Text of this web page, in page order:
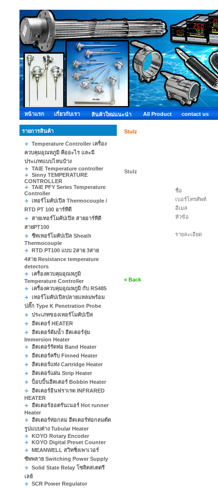
หน้าแรก เกี่ยวกับเรา สินค้าใหม่แนะนำ All Product contact us
รายการสินค้า
Temperature Controller เครื่อง
ควบคุมอุณหภูมิ คืออะไร และมี
ประเภทแบบไหนบ้าง
TAIE Temperature controller
Sinny TEMPERATURE
CONTROLLER
TAIE PFY Series Temperature
Controller
เทอร์โมคัปเปิล Thermocouple /
RTD PT 100 อาร์ทีดี
สายเทอร์โมคัปเปิล สายอาร์ทีดี
สายPT100
ชีทเทอร์โมคัปเปิล Sheath
Thermocouple
RTD PT100 แบบ 2สาย 3สาย
4สาย Resistance temperature
detectors
เครื่องควบคุมอุณหภูมิ
Temperature Controller
เครื่องควบคุมอุณหภูมิ กับ RS485
เทอร์โมคัปเปิลปลายแหลมพร้อม
ปลั๊ก Type K Penetration Probe
ประเภทของเทอร์โมคัปเปิล
ฮีตเตอร์ HEATER
ฮีตเตอร์ต้มน้ำ ฮีตเตอร์จุ่ม
Immersion Heater
ฮีตเตอร์รัดท่อ Band Heater
ฮีตเตอร์ครีบ Finned Heater
ฮีตเตอร์แท่ง Cartridge Heater
ฮีตเตอร์แผ่น Strip Heater
บ็อบบิ้นฮีตเตอร์ Bobbin Heater
ฮีตเตอร์อินฟราเรด INFRARED
HEATER
ฮีตเตอร์ฮอตรันเนอร์ Hot runner
Heater
ฮีตเตอร์ท่อกลม ฮีตเตอร์ท่อกลมดัด
รูปแบบต่าง Tubular Heater
KOYO Rotary Encoder
KOYO Digital Preset Counter
MEANWELL สวิทชิ่งเพาเวอร์
ซัพพลาย Switching Power Supply
Solid State Relay โซลิดสเตตรี
เลย์
SCR Power Regulator
Stulz
Stulz
ชื่อ
เบอร์โทรศัพท์
อีเมล
หัวข้อ
รายละเอียด
« Back